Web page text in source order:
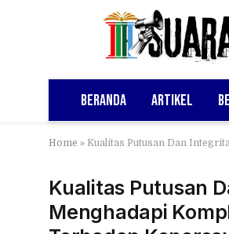
Beranda Artikel
Home » Kualitas Putusan Dan
Kualitas Putusan
Menghadapi